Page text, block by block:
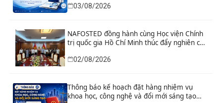
03/08/2026
NAFOSTED đồng hành cùng Học viện Chính
trị quốc gia Hồ Chí Minh thúc đẩy nghiên cứu
02/08/2026
Thông báo kế hoạch đặt hàng nhiệm vụ
khoa học, công nghệ và đổi mới sáng tạo